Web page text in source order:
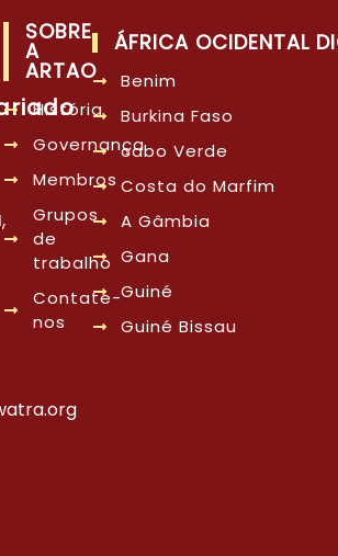
SOBRE
A
ARTAO
História
Governança
Membros
Grupos
de
trabalho
Contate-
nos
ÁFRICA OCIDENTAL
Benim
Burkina Faso
cabo Verde
Costa do Marfim
A Gâmbia
Gana
Guiné
Guiné Bissau